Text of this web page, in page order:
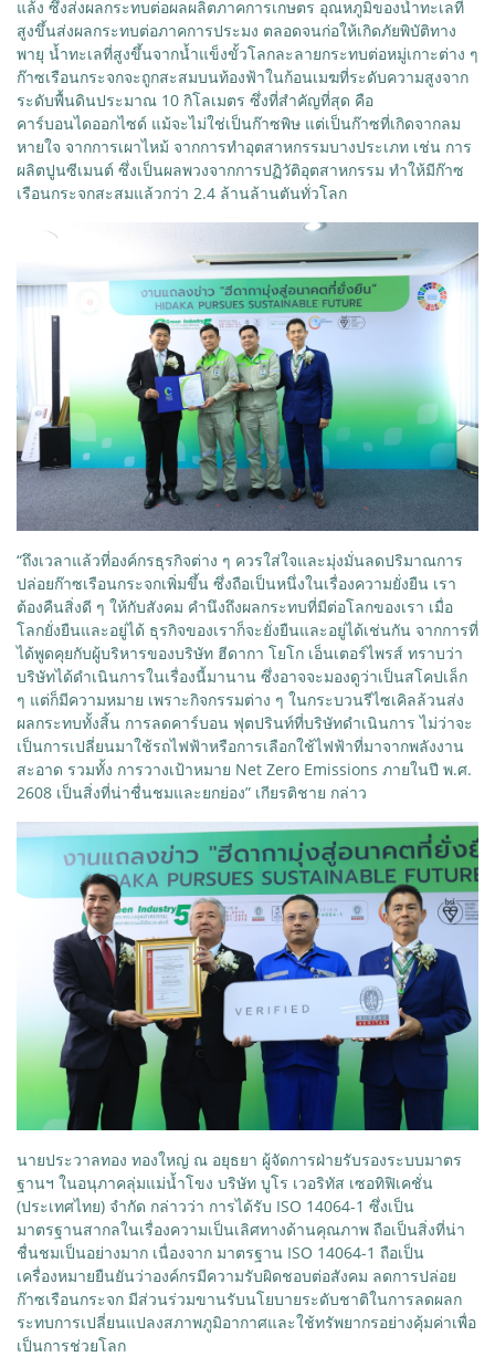
แล้ง ซึ่งส่งผลกระทบต่อผลผลิตภาคการเกษตร อุณหภูมิของน้ำทะเลที่
สูงขึ้นส่งผลกระทบต่อภาคการประมง ตลอดจนก่อให้เกิดภัยพิบัติทาง
พายุ น้ำทะเลที่สูงขึ้นจากน้ำแข็งขั้วโลกละลายกระทบต่อหมู่เกาะต่าง ๆ
ก๊าซเรือนกระจกจะถูกสะสมบนท้องฟ้าในก้อนเมฆที่ระดับความสูงจาก
ระดับพื้นดินประมาณ 10 กิโลเมตร ซึ่งที่สำคัญที่สุด คือ
คาร์บอนไดออกไซด์ แม้จะไม่ใช่เป็นก๊าซพิษ แต่เป็นก๊าซที่เกิดจากลม
หายใจ จากการเผาไหม้ จากการทำอุตสาหกรรมบางประเภท เช่น การ
ผลิตปูนซีเมนต์ ซึ่งเป็นผลพวงจากการปฏิวัติอุตสาหกรรม ทำให้มีก๊าซ
เรือนกระจกสะสมแล้วกว่า 2.4 ล้านล้านตันทั่วโลก
“ถึงเวลาแล้วที่องค์กรธุรกิจต่าง ๆ ควรใส่ใจและมุ่งมั่นลดปริมาณการ
ปล่อยก๊าซเรือนกระจกเพิ่มขึ้น ซึ่งถือเป็นหนึ่งในเรื่องความยั่งยืน เรา
ต้องคืนสิ่งดี ๆ ให้กับสังคม คำนึงถึงผลกระทบที่มีต่อโลกของเรา เมื่อ
โลกยั่งยืนและอยู่ได้ ธุรกิจของเราก็จะยั่งยืนและอยู่ได้เช่นกัน จากการที่
ได้พูดคุยกับผู้บริหารของบริษัท ฮีดากา โยโก เอ็นเตอร์ไพรส์ ทราบว่า
บริษัทได้ดำเนินการในเรื่องนี้มานาน ซึ่งอาจจะมองดูว่าเป็นสโคปเล็ก
ๆ แต่ก็มีความหมาย เพราะกิจกรรมต่าง ๆ ในกระบวนรีไซเคิลล้วนส่ง
ผลกระทบทั้งสิ้น การลดคาร์บอน ฟุตปรินท์ที่บริษัทดำเนินการ ไม่ว่าจะ
เป็นการเปลี่ยนมาใช้รถไฟฟ้าหรือการเลือกใช้ไฟฟ้าที่มาจากพลังงาน
สะอาด รวมทั้ง การวางเป้าหมาย Net Zero Emissions ภายในปี พ.ศ.
2608 เป็นสิ่งที่น่าชื่นชมและยกย่อง” เกียรติชาย กล่าว
นายประวาลทอง ทองใหญ่ ณ อยุธยา ผู้จัดการฝ่ายรับรองระบบมาตร
ฐานฯ ในอนุภาคลุ่มแม่น้ำโขง บริษัท บูโร เวอริทัส เซอทิฟิเคชั่น
(ประเทศไทย) จำกัด กล่าวว่า การได้รับ ISO 14064-1 ซึ่งเป็น
มาตรฐานสากลในเรื่องความเป็นเลิศทางด้านคุณภาพ ถือเป็นสิ่งที่น่า
ชื่นชมเป็นอย่างมาก เนื่องจาก มาตรฐาน ISO 14064-1 ถือเป็น
เครื่องหมายยืนยันว่าองค์กรมีความรับผิดชอบต่อสังคม ลดการปล่อย
ก๊าซเรือนกระจก มีส่วนร่วมขานรับนโยบายระดับชาติในการลดผลก
ระทบการเปลี่ยนแปลงสภาพภูมิอากาศและใช้ทรัพยากรอย่างคุ้มค่าเพื่อ
เป็นการช่วยโลก